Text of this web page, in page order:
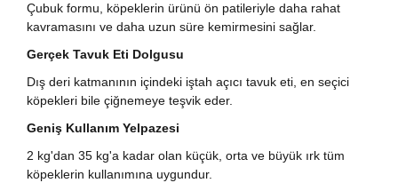
Çubuk formu, köpeklerin ürünü ön patileriyle daha rahat
kavramasını ve daha uzun süre kemirmesini sağlar.
Gerçek Tavuk Eti Dolgusu
Dış deri katmanının içindeki iştah açıcı tavuk eti, en seçici
köpekleri bile çiğnemeye teşvik eder.
Geniş Kullanım Yelpazesi
2 kg'dan 35 kg'a kadar olan küçük, orta ve büyük ırk tüm
köpeklerin kullanımına uygundur.